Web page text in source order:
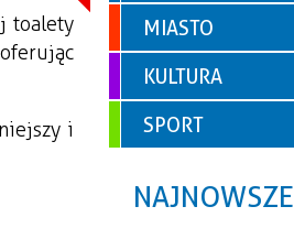
toalety
i
MIASTO
KULTURA
SPORT
NAJNOWSZE